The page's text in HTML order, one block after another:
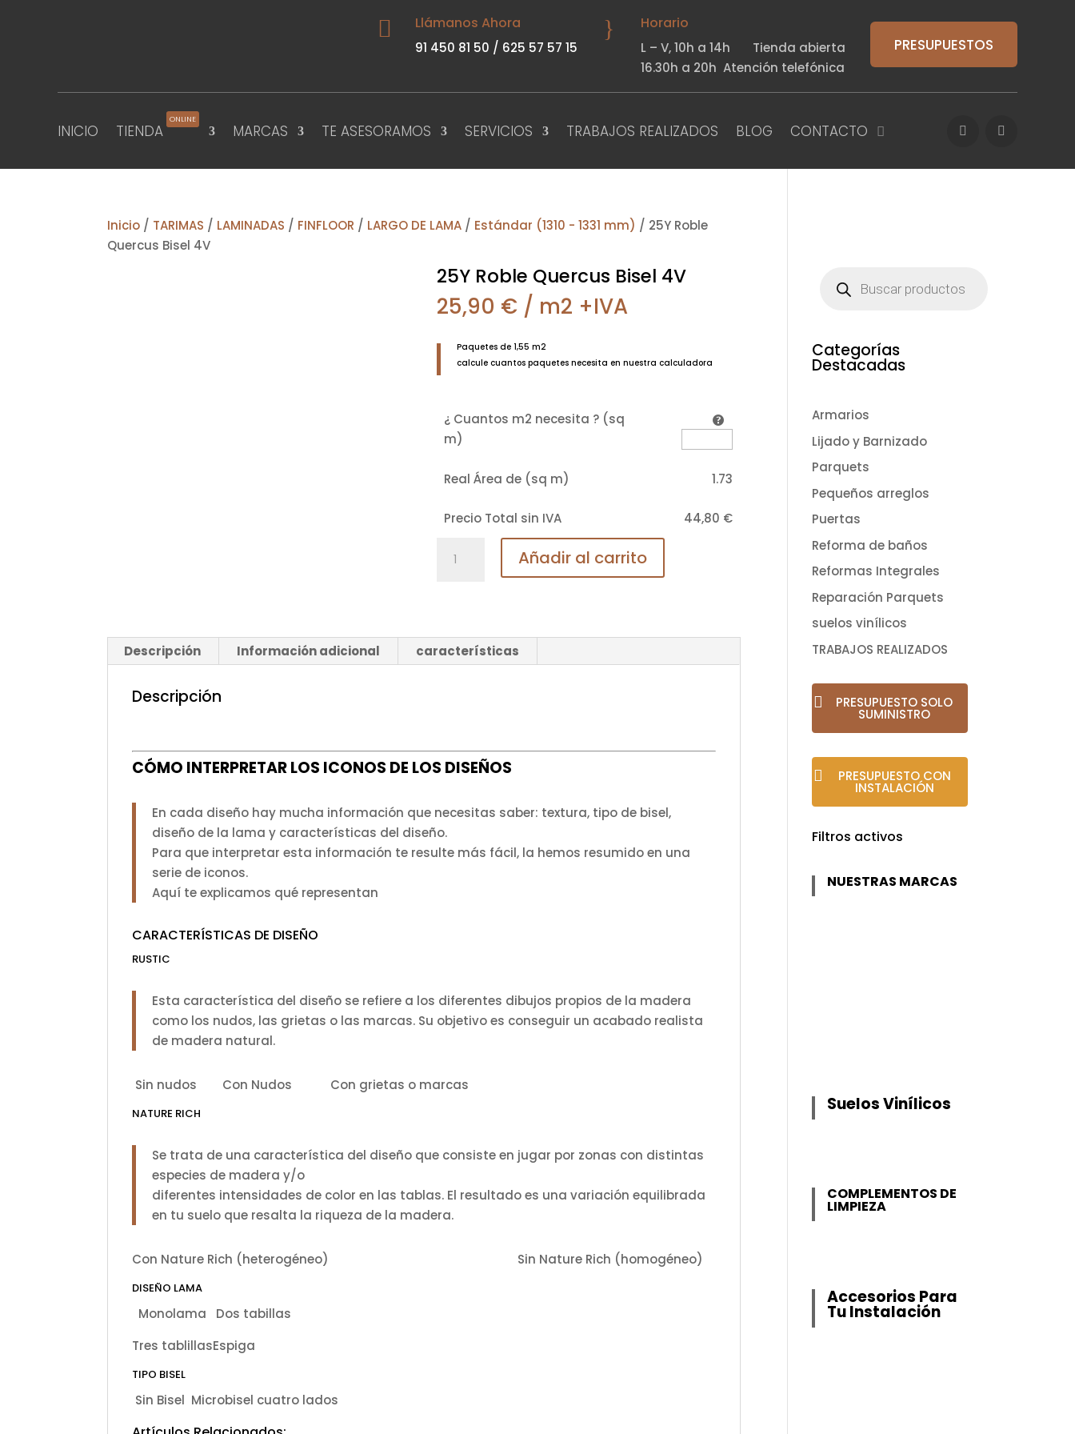
 Llámanos Ahora
91 450 81 50 / 625 57 57 15
} Horario
L – V,10h a 14h Tienda abierta
16.30h a 20h Atención telefónica
PRESUPUESTOS
INICIO TIENDA
ONLINE
MARCAS TE ASESORAMOS SERVICIOS TRABAJOS REALIZADOS BLOG CONTACTO
Inicio / TARIMAS / LAMINADAS / FINFLOOR / LARGO DE LAMA / Estándar (1310 - 1331 mm) / 25Y Roble
Quercus Bisel 4V
25Y Roble Quercus Bisel 4V
25,90 € / m2 +IVA
Paquetes de 1,55 m2
calcule cuantos paquetes necesita en nuestra calculadora
¿ Cuantos m2 necesita ? (sq
m)
Real Área de (sq m) 1.73
Precio Total sin IVA 44,80 €
Roble
cantidad
Añadir al carrito
Descripción Información adicional características
Descripción
CÓMO INTERPRETAR LOS ICONOS DE LOS DISEÑOS
En cada diseño hay mucha información que necesitas saber: textura, tipo de bisel,
diseño de la lama y características del diseño.
Para que interpretar esta información te resulte más fácil, la hemos resumido en una
serie de iconos.
Aquí te explicamos qué representan
CARACTERÍSTICAS DE DISEÑO
RUSTIC
Esta característica del diseño se refiere a los diferentes dibujos propios de la madera
como los nudos, las grietas o las marcas. Su objetivo es conseguir un acabado realista
de madera natural.
Sin nudos Con Nudos Con grietas o marcas
NATURE RICH
Se trata de una característica del diseño que consiste en jugar por zonas con distintas
especies de madera y/o
diferentes intensidades de color en las tablas. El resultado es una variación equilibrada
en tu suelo que resalta la riqueza de la madera.
Con Nature Rich (heterogéneo) Sin Nature Rich (homogéneo)
DISEÑO LAMA
Monolama
Dos tabillas
Tres tablillasEspiga
TIPO BISEL
Sin Bisel Microbisel cuatro lados
productos
Categorías
Destacadas
Armarios
Lijado y Barnizado
Parquets
Pequeños arreglos
Puertas
Reforma de baños
Reformas Integrales
Reparación Parquets
suelos vinílicos
TRABAJOS REALIZADOS
PRESUPUESTO SOLO
SUMINISTRO
PRESUPUESTO CON
INSTALACIÓN
Filtros activos
NUESTRAS MARCAS
Suelos Vinílicos
COMPLEMENTOS DE
LIMPIEZA
Accesorios Para
Tu Instalación